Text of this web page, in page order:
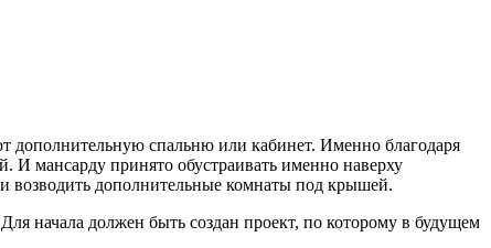
дополнительную спальню или кабинет. Именно благодаря
И мансарду принято обустраивать именно наверху
и возводить дополнительные комнаты под крышей.
начала должен быть создан проект, по которому в будущем